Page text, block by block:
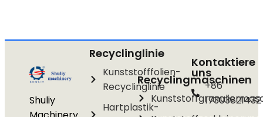
Shuliy
Recyclinglinie
Kunststofffolien-
Recyclinglinie
Hartplastik-
Recyclingmaschinen
Kontaktiere
uns
+86
17303821432